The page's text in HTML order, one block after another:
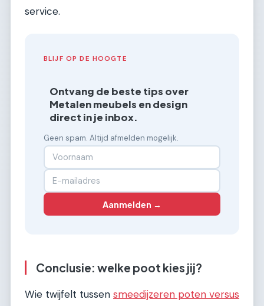
service.
BLIJF OP DE HOOGTE
Ontvang de beste tips over
Metalen meubels en design
direct in je inbox.
Geen spam. Altijd afmelden mogelijk.
Aanmelden →
Conclusie: welke poot kies jij?
Wie twijfelt tussen smeedijzeren poten versus